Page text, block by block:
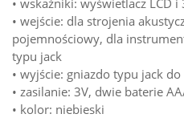
• wejście: dla strojenia
pojemnościowy, dla
typu jack
• wyjście: gniazdo typu jack
• zasilanie: 3V, dwie baterie
• kolor: niebieski